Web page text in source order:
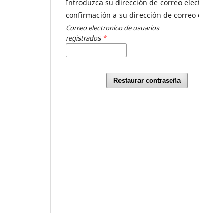
Introduzca su dirección de correo
confirmación a su dirección de correo
Correo electronico de usuarios
registrados *
Restaurar contraseña